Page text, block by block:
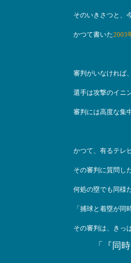
そのいきさつと、
かつて書いた2003
審判がいなければ
選手は攻撃のイニ
審判には高度な集
かつて、有るテレ
その審判に質問し
何処の塁でも同様
「捕球と着塁が同
その審判は、きっ
「『同